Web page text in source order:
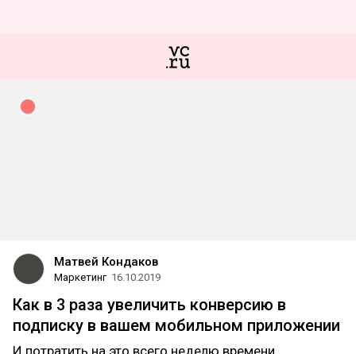
Матвей Кондаков
Маркетинг 16.10.2019
Как в 3 раза увеличить конверсию в
подписку в вашем мобильном приложении
И потратить на это всего неделю времени